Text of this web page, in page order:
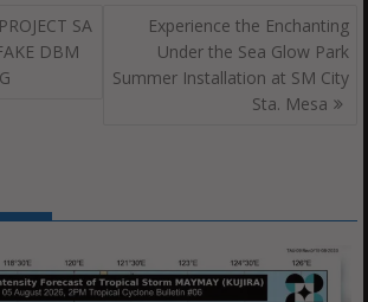
SA
DBM
Experience the Enchanting
Under the Sea Glow Park
Summer Installation at SM City
Sta. Mesa